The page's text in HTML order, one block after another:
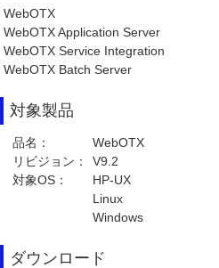
WebOTX
WebOTX Application Server
WebOTX Service Integration
WebOTX Batch Server
対象製品
品名：
WebOTX
リビジョン：
V9.2
対象OS：
HP-UX
Linux
Windows
ダウンロード